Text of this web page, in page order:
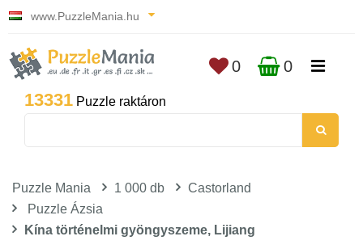
www.PuzzleMania.hu
13331 Puzzle raktáron
0 0
Puzzle Mania 1 000 db
Castorland
Puzzle Ázsia
Kína történelmi gyöngyszeme, Lijiang